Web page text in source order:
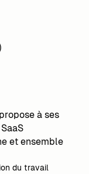
à ses
et ensemble
du travail